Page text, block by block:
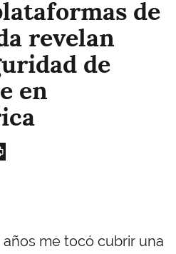
de
revelan
de
en
me tocó cubrir una